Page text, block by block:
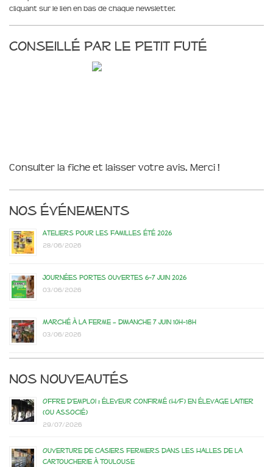
cliquant sur le lien en bas de chaque newsletter.
Conseillé par le Petit Futé
Consulter la fiche et laisser votre avis. Merci !
Nos événements
Ateliers pour les familles été 2026
28/06/2026
Journées portes ouvertes 6-7 juin 2026
03/06/2026
Marché à la ferme – dimanche 7 juin 10h-18h
03/06/2026
Nos nouveautés
Offre d’emploi : éleveur confirmé (H/F) en élevage laitier
(ou associé)
29/07/2026
Ouverture de casiers fermiers dans les Halles de la
Cartoucherie à Toulouse